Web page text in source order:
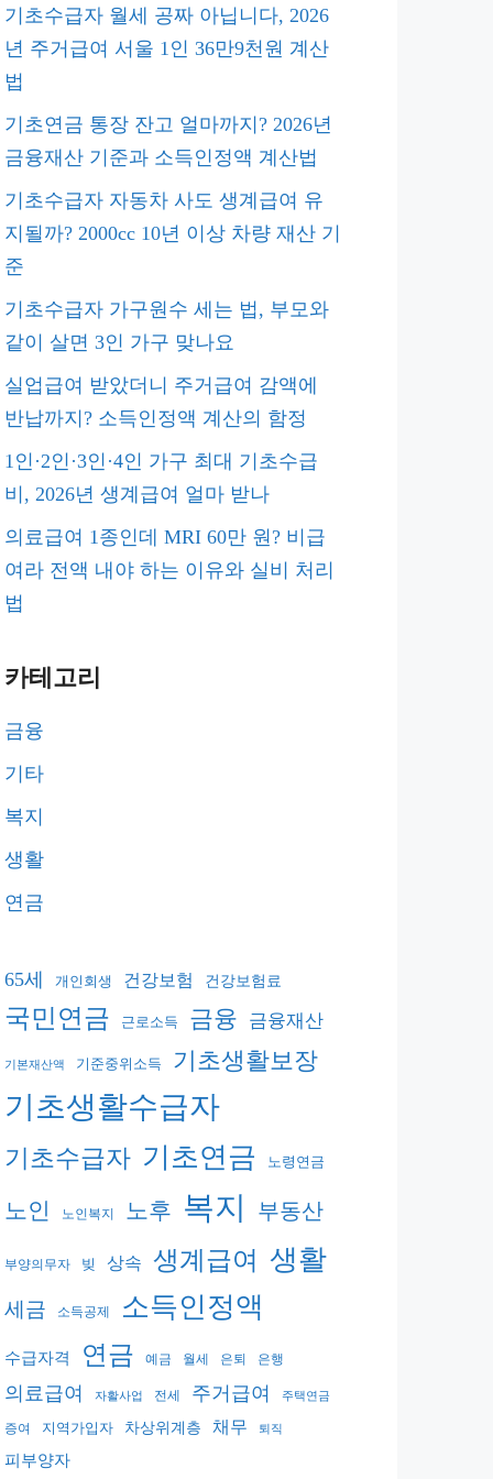
기초수급자 월세 공짜 아닙니다, 2026
년 주거급여 서울 1인 36만9천원 계산
법
기초연금 통장 잔고 얼마까지? 2026년
금융재산 기준과 소득인정액 계산법
기초수급자 자동차 사도 생계급여 유
지될까? 2000cc 10년 이상 차량 재산 기
준
기초수급자 가구원수 세는 법, 부모와
같이 살면 3인 가구 맞나요
실업급여 받았더니 주거급여 감액에
반납까지? 소득인정액 계산의 함정
1인·2인·3인·4인 가구 최대 기초수급
비, 2026년 생계급여 얼마 받나
의료급여 1종인데 MRI 60만 원? 비급
여라 전액 내야 하는 이유와 실비 처리
법
카테고리
금융
기타
복지
생활
연금
65세 개인회생 건강보험 건강보험료
국민연금 근로소득 금융 금융재산
기본재산액 기준중위소득 기초생활보장
기초생활수급자
기초수급자 기초연금 노령연금
노인 노인복지 노후 복지 부동산
부양의무자 빚 상속 생계급여 생활
세금 소득공제 소득인정액
수급자격 연금 예금 월세 은퇴 은행
의료급여 자활사업 전세 주거급여 주택연금
증여 지역가입자 차상위계층 채무 퇴직
피부양자